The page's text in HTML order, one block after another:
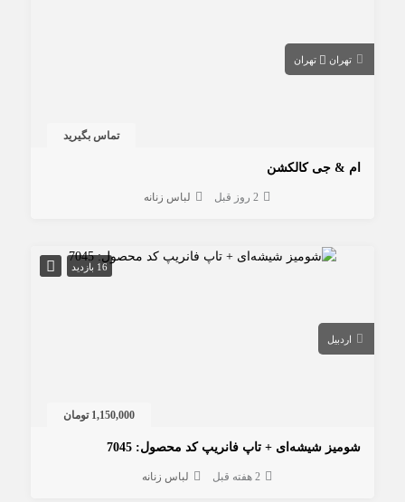
تهران تهران
تماس بگیرید
ام & جی کالکشن
2 روز قبل لباس زنانه
16 بازدید
اردبیل
1,150,000 تومان
شومیز شیشه‌ای + تاپ فانریپ کد محصول: 7045
2 هفته قبل لباس زنانه